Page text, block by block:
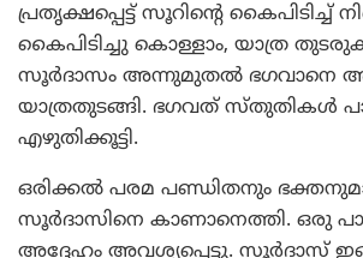
പ്രതൃക്ഷപ്പെട്ട് സൂറിന്റെ കൈപിടിച്ച്
കൈപിടിച്ചു കൊള്ളാം, യാത്ര
സൂര്‍ദാസം അന്നുമുതല്‍ ഭഗവാനെ
യാത്രതുടങ്ങി. ഭഗവത് സ്തുതികള്‍
എഴുതിക്കൂട്ടി.
ഒരിക്കല്‍ പരമ പണ്ഡിതനും
സൂര്‍ദാസിനെ കാണാനെത്തി. ഒരു
അദ്ദേഹം അവശ്യപ്പെട്ടു. സൂര്‍ദാസ്